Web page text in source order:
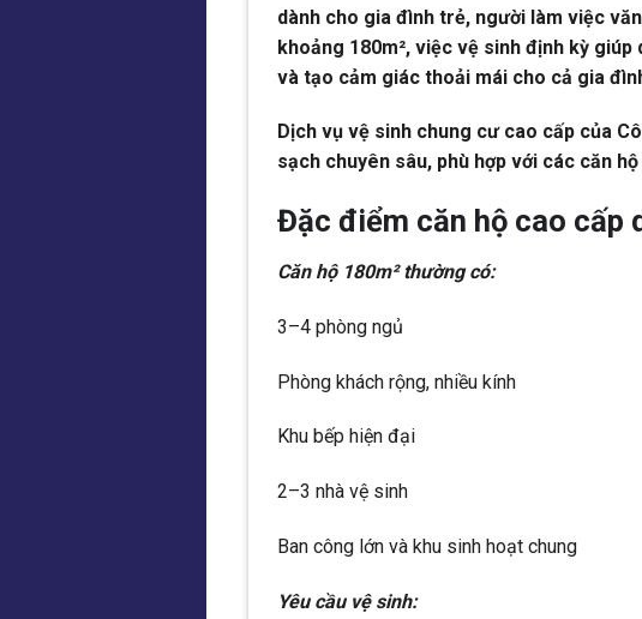
dành cho gia đình trẻ, người làm việc
khoảng 180m², việc vệ sinh định kỳ
và tạo cảm giác thoải mái cho cả gia
Dịch vụ vệ sinh chung cư cao cấp của
sạch chuyên sâu, phù hợp với các căn
Đặc điểm căn hộ cao cấp
Căn hộ 180m² thường có:
3–4 phòng ngủ
Phòng khách rộng, nhiều kính
Khu bếp hiện đại
2–3 nhà vệ sinh
Ban công lớn và khu sinh hoạt chung
Yêu cầu vệ sinh: